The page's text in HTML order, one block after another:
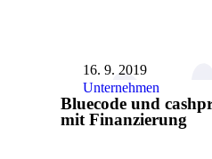
16. 9. 2019
Unternehmen
Bluecode und
mit Finanzierung